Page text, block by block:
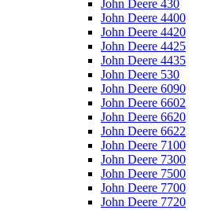
John Deere 430
John Deere 4400
John Deere 4420
John Deere 4425
John Deere 4435
John Deere 530
John Deere 6090
John Deere 6602
John Deere 6620
John Deere 6622
John Deere 7100
John Deere 7300
John Deere 7500
John Deere 7700
John Deere 7720